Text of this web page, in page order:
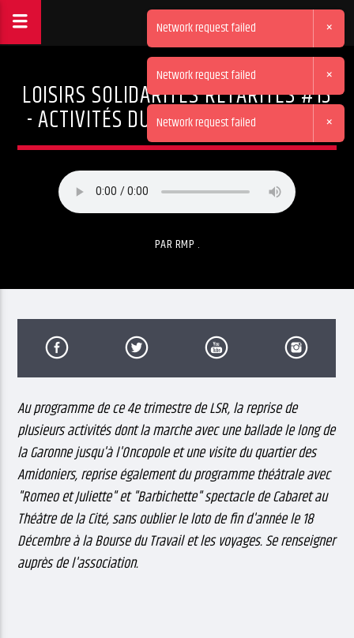
LOISIRS SOLIDARITÉS RETARITÉS #13
- ACTIVITÉS DU 4E TRIMESTRE 2025
PAR RMP .
Au programme de ce 4e trimestre de LSR, la reprise de
plusieurs activités dont la marche avec une ballade le long de
la Garonne jusqu'à l'Oncopole et une visite du quartier des
Amidoniers, reprise également du programme théâtrale avec
"Romeo et Juliette" et "Barbichette" spectacle de Cabaret au
Théâtre de la Cité, sans oublier le loto de fin d'année le 18
Décembre à la Bourse du Travail et les voyages. Se renseigner
auprès de l'association.
Network request failed ×
Network request failed ×
Network request failed ×